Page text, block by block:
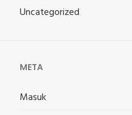
Uncategorized
META
Masuk